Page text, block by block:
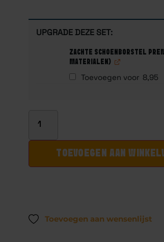
UPGRADE DEZE SET:
ZACHTE SCHOENBORSTEL
MATERIALEN)
Toevoegen voor 8,95
TOEVOEGEN AAN
Toevoegen aan wensenlijst